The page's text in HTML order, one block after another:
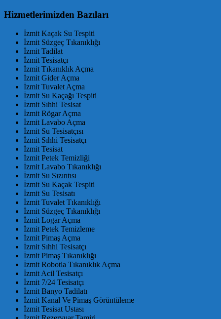
Hizmetlerimizden Bazıları
İzmit Kaçak Su Tespiti
İzmit Süzgeç Tıkanıklığı
İzmit Tadilat
İzmit Tesisatçı
İzmit Tıkanıklık Açma
İzmit Gider Açma
İzmit Tuvalet Açma
İzmit Su Kaçağı Tespiti
İzmit Sıhhi Tesisat
İzmit Rögar Açma
İzmit Lavabo Açma
İzmit Su Tesisatçısı
İzmit Sıhhi Tesisatçı
İzmit Tesisat
İzmit Petek Temizliği
İzmit Lavabo Tıkanıklığı
İzmit Su Sızıntısı
İzmit Su Kaçak Tespiti
İzmit Su Tesisatı
İzmit Tuvalet Tıkanıklığı
İzmit Süzgeç Tıkanıklığı
İzmit Logar Açma
İzmit Petek Temizleme
İzmit Pimaş Açma
İzmit Sıhhi Tesisatçı
İzmit Pimaş Tıkanıklığı
İzmit Robotla Tıkanıklık Açma
İzmit Acil Tesisatçı
İzmit 7/24 Tesisatçı
İzmit Banyo Tadilatı
İzmit Kanal Ve Pimaş Görüntüleme
İzmit Tesisat Ustası